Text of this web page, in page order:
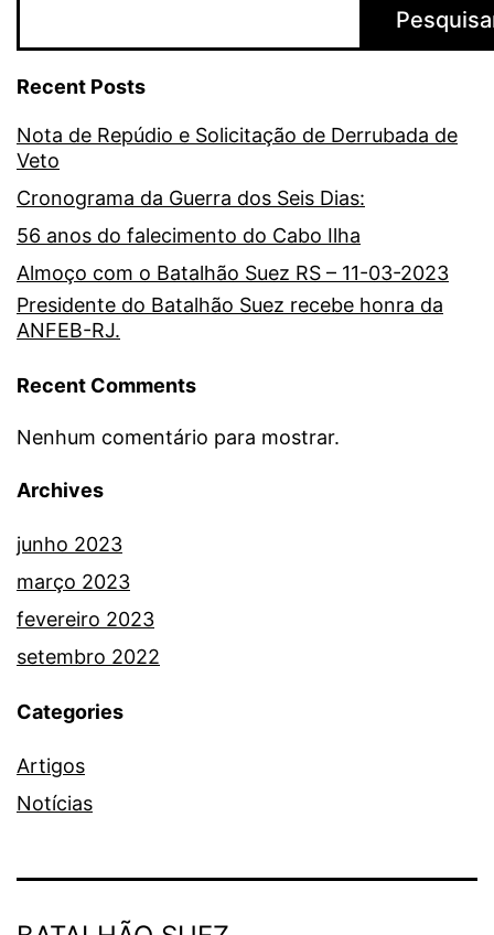
Recent Posts
Nota de Repúdio e Solicitação de Derrubada de
Veto
Cronograma da Guerra dos Seis Dias:
56 anos do falecimento do Cabo Ilha
Almoço com o Batalhão Suez RS – 11-03-2023
Presidente do Batalhão Suez recebe honra da
ANFEB-RJ.
Recent Comments
Nenhum comentário para mostrar.
Archives
junho 2023
março 2023
fevereiro 2023
setembro 2022
Categories
Artigos
Notícias